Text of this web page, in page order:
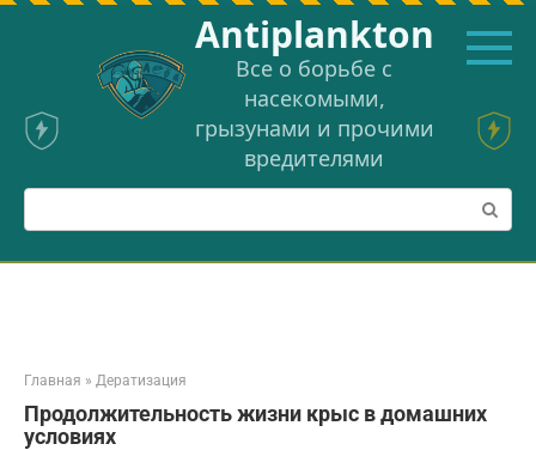
Перейти
Аntiplankton
Все о борьбе с
насекомыми,
грызунами и прочими
вредителями
Поиск:
Главная » Дератизация
Продолжительность жизни крыс в домашних
условиях